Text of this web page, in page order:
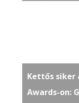
Kettős siker
Awards-on: